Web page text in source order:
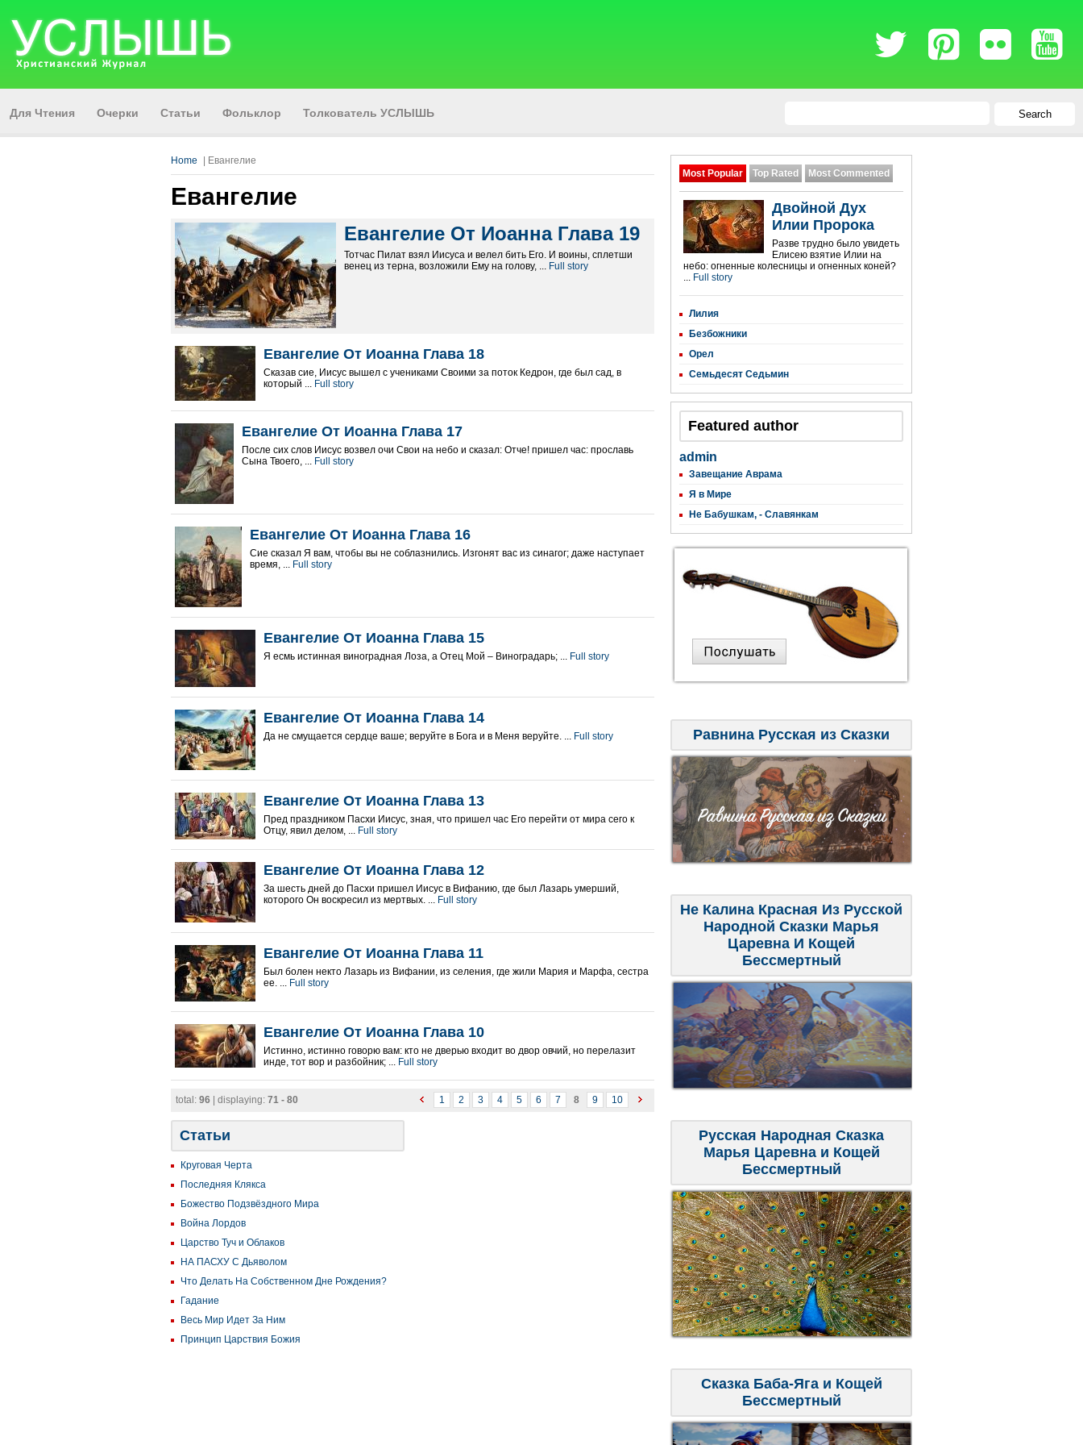
Для Чтения Очерки Статьи Фольклор Толкователь УСЛЫШЬ Search
Home | Евангелие
Евангелие
Евангелие От Иоанна Глава 19
Тотчас Пилат взял Иисуса и велел бить Его. И воины, сплетши
венец из терна, возложили Ему на голову, ... Full story
Евангелие От Иоанна Глава 18
Сказав сие, Иисус вышел с учениками Своими за поток Кедрон, где был сад, в
который ... Full story
Евангелие От Иоанна Глава 17
После сих слов Иисус возвел очи Свои на небо и сказал: Отче! пришел час: прославь
Сына Твоего, ... Full story
Евангелие От Иоанна Глава 16
Сие сказал Я вам, чтобы вы не соблазнились. Изгонят вас из синагог; даже наступает
время, ... Full story
Евангелие От Иоанна Глава 15
Я есмь истинная виноградная Лоза, а Отец Мой – Виноградарь; ... Full story
Евангелие От Иоанна Глава 14
Да не смущается сердце ваше; веруйте в Бога и в Меня веруйте. ... Full story
Евангелие От Иоанна Глава 13
Пред праздником Пасхи Иисус, зная, что пришел час Его перейти от мира сего к
Отцу, явил делом, ... Full story
Евангелие От Иоанна Глава 12
За шесть дней до Пасхи пришел Иисус в Вифанию, где был Лазарь умерший,
которого Он воскресил из мертвых. ... Full story
Евангелие От Иоанна Глава 11
Был болен некто Лазарь из Вифании, из селения, где жили Мария и Марфа, сестра
ее. ... Full story
Евангелие От Иоанна Глава 10
Истинно, истинно говорю вам: кто не дверью входит во двор овчий, но перелазит
инде, тот вор и разбойник; ... Full story
1 2 3 4 5 6 7 8 9 10
total: 96 | displaying: 71 - 80
Статьи
Круговая Черта
Последняя Клякса
Божество Подзвёздного Мира
Война Лордов
Царство Туч и Облаков
НА ПАСХУ С Дьяволом
Что Делать На Собственном Дне Рождения?
Гадание
Весь Мир Идет За Ним
Принцип Царствия Божия
Most Popular Top Rated Most Commented
Двойной Дух
Илии Пророка
Разве трудно было увидеть
Елисею взятие Илии на
небо: огненные колесницы и огненных коней?
... Full story
Лилия
Безбожники
Орел
Семьдесят Седьмин
Featured author
admin
Завещание Аврама
Я в Мире
Не Бабушкам, - Славянкам
Равнина Русская из Сказки
Не Калина Красная Из Русской
Народной Сказки Марья
Царевна И Кощей
Бессмертный
Русская Народная Сказка
Марья Царевна и Кощей
Бессмертный
Сказка Баба-Яга и Кощей
Бессмертный